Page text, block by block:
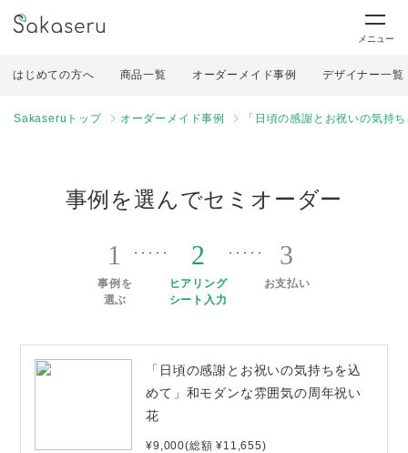
メニュー
はじめての方へ 商品一覧 オーダーメイド事例 デザイナー一覧
Sakaseruトップ オーダーメイド事例 「日頃の感謝とお祝いの気持
事例を選んでセミオーダー
1
事例を
選ぶ
2
ヒアリング
シート入力
3
お支払い
「日頃の感謝とお祝いの気持ちを込
めて」和モダンな雰囲気の周年祝い
花
¥9,000(総額 ¥11,655)